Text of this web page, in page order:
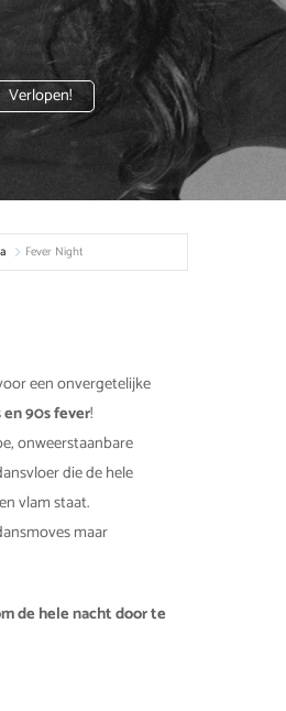
Verlopen!
Fever Night
een onvergetelijke
en 90s fever!
onweerstaanbare
die de hele
vlam staat.
maar
de hele nacht door te